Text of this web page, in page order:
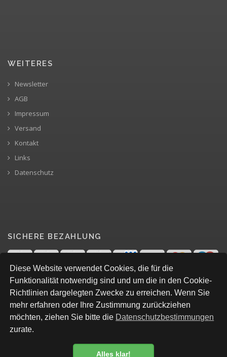
Diese Website verwendet Cookies, die für die
Funktionalität notwendig sind und um die in den Cookie-
Richtlinien dargelegten Zwecke zu erreichen. Wenn Sie
mehr erfahren oder Ihre Zustimmung zurückziehen
möchten, ziehen Sie bitte die Datenschutzbestimmungen
zurate.
Alles klar!
WEITERES
Newsletter
AGB
Impressum
Versand
Kontakt
Links
Datenschutz
SICHERE BEZAHLUNG